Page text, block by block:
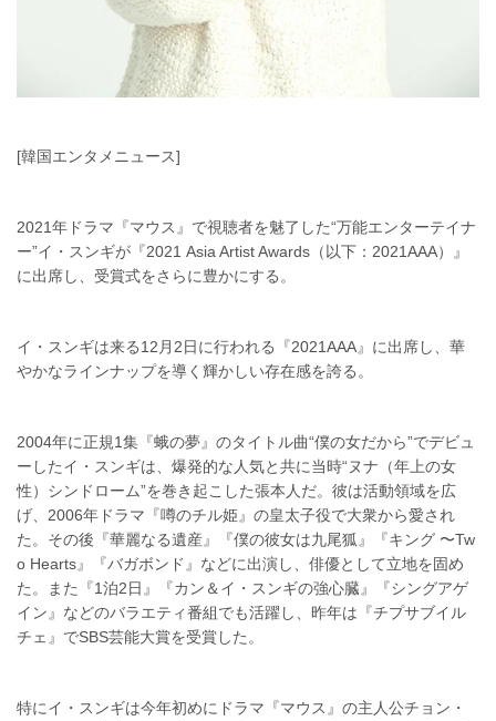
[韓国エンタメニュース]
2021年ドラマ『マウス』で視聴者を魅了した“万能エンターテイナ
ー”イ・スンギが『2021 Asia Artist Awards（以下：2021AAA）』
に出席し、受賞式をさらに豊かにする。
イ・スンギは来る12月2日に行われる『2021AAA』に出席し、華
やかなラインナップを導く輝かしい存在感を誇る。
2004年に正規1集『蛾の夢』のタイトル曲“僕の女だから”でデビュ
ーしたイ・スンギは、爆発的な人気と共に当時“ヌナ（年上の女
性）シンドローム”を巻き起こした張本人だ。彼は活動領域を広
げ、2006年ドラマ『噂のチル姫』の皇太子役で大衆から愛され
た。その後『華麗なる遺産』『僕の彼女は九尾狐』『キング 〜Tw
o Hearts』『バガボンド』などに出演し、俳優として立地を固め
た。また『1泊2日』『カン＆イ・スンギの強心臓』『シングアゲ
イン』などのバラエティ番組でも活躍し、昨年は『チプサブイル
チェ』でSBS芸能大賞を受賞した。
特にイ・スンギは今年初めにドラマ『マウス』の主人公チョン・